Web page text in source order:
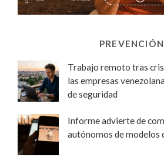
PREVENCIÓN
Trabajo remoto tras
las empresas
de seguridad
Informe advierte de
autónomos de modelos